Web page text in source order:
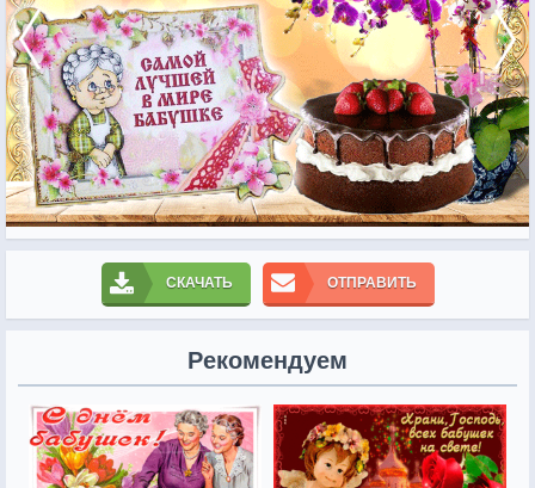
СКАЧАТЬ ОТПРАВИТЬ
Рекомендуем